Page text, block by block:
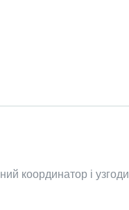
координатор і